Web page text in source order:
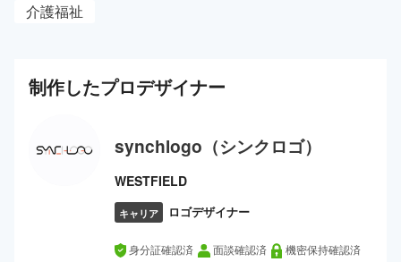
介護福祉
制作したプロデザイナー
synchlogo（シンクロゴ）
WESTFIELD
キャリア ロゴデザイナー
身分証確認済 面談確認済 機密保持確認済